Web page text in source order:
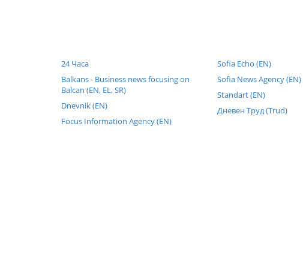
24 Часа
Balkans - Business news focusing on
Balcan (EN, EL, SR)
Dnevnik (EN)
Focus Information Agency (EN)
Sofia Echo (EN)
Sofia News Agency (EN)
Standart (EN)
Дневен Труд (Trud)